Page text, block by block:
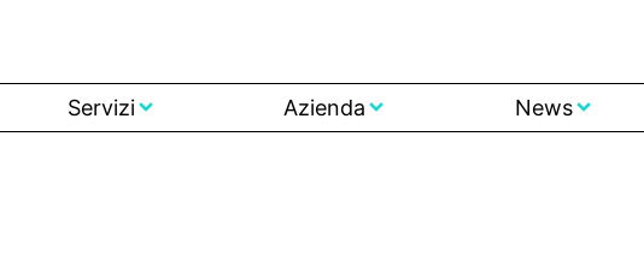
Servizi Azienda News